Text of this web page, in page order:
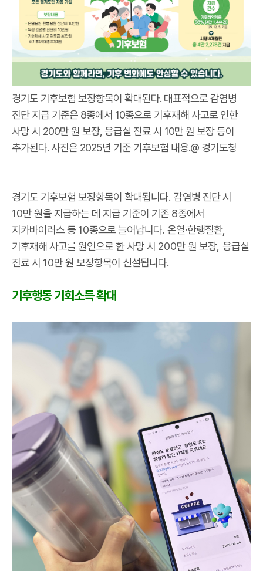
경기도 기후보험 보장항목이 확대된다. 대표적으로 감염병
진단 지급 기준은 8종에서 10종으로 기후재해 사고로 인한
사망 시 200만 원 보장, 응급실 진료 시 10만 원 보장 등이
추가된다. 사진은 2025년 기준 기후보험 내용.@ 경기도청
경기도 기후보험 보장항목이 확대됩니다. 감염병 진단 시
10만 원을 지급하는 데 지급 기준이 기존 8종에서
지카바이러스 등 10종으로 늘어납니다. 온열·한랭질환,
기후재해 사고를 원인으로 한 사망 시 200만 원 보장, 응급실
진료 시 10만 원 보장항목이 신설됩니다.
기후행동 기회소득 확대